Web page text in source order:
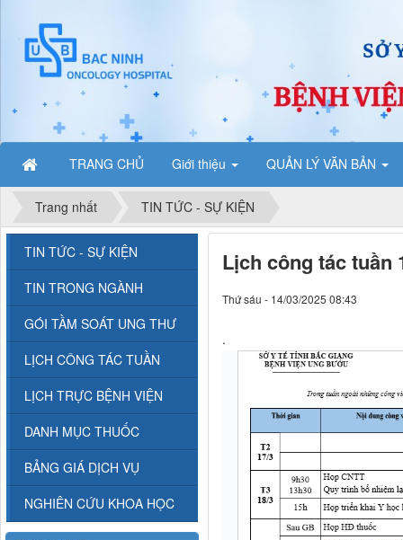
TRANG CHỦ Giới thiệu QUẢN LÝ VĂN BẢN
Trang nhất TIN TỨC - SỰ KIỆN
Lịch công tác tuần
Thứ sáu - 14/03/2025 08:43
.
TIN TỨC - SỰ KIỆN
TIN TRONG NGÀNH
GÓI TẦM SOÁT UNG THƯ
LỊCH CÔNG TÁC TUẦN
LỊCH TRỰC BỆNH VIỆN
DANH MỤC THUỐC
BẢNG GIÁ DỊCH VỤ
NGHIÊN CỨU KHOA HỌC